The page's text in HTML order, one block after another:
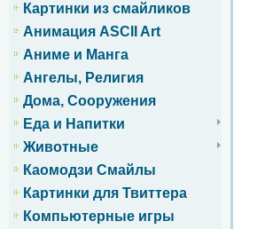
Картинки из смайликов
Анимация ASCII Art
Аниме и Манга
Ангелы, Религия
Дома, Сооружения
Еда и Напитки
Животные
Каомодзи Смайлы
Картинки для Твиттера
Компьютерные игры